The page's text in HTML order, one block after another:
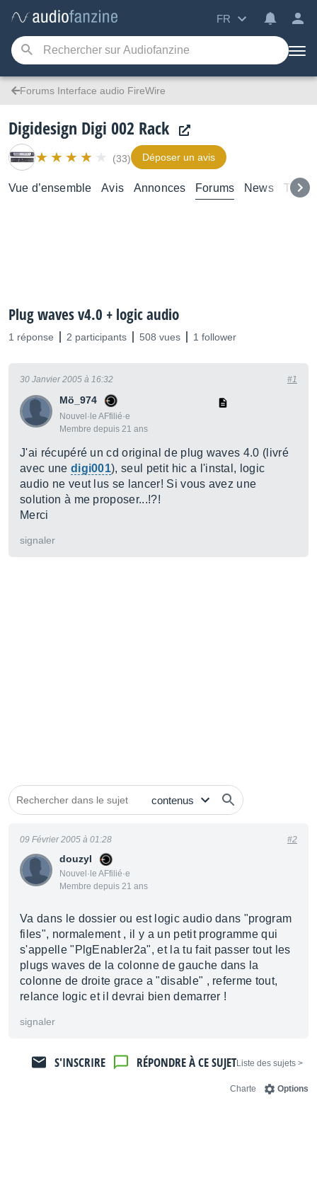
FR
Forums Interface audio FireWire
Digidesign Digi 002 Rack
(33) Déposer un avis
Vue d’ensemble Avis Annonces Forums News
Plug waves v4.0 + logic audio
1 réponse 2 participants 508 vues 1 follower
Mö_974
Nouvel·le AFfilié·e
Membre depuis 21 ans
30 Janvier 2005 à 16:32 #1
J'ai récupéré un cd original de plug waves 4.0 (livré
avec une digi001), seul petit hic a l'instal, logic
audio ne veut lus se lancer! Si vous avez une
solution à me proposer...!?!
Merci
signaler
douzyl
Nouvel·le AFfilié·e
Membre depuis 21 ans
09 Février 2005 à 01:28 #2
Va dans le dossier ou est logic audio dans "program
files", normalement , il y a un petit programme qui
s'appelle "PlgEnabler2a", et la tu fait passer tout les
plugs waves de la colonne de gauche dans la
colonne de droite grace a "disable" , referme tout,
relance logic et il devrai bien demarrer !
signaler
< Liste des sujets
RÉPONDRE À CE SUJET
S'INSCRIRE
Options
Charte